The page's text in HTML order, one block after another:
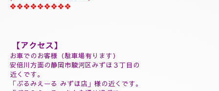
❖❖❖❖❖❖❖❖❖
(延長30分¥7000)
(60分延長¥14000)
(ご指名￥2000)
(よむぎ蒸し30分¥5000)
(よむぎ蒸し45分¥7000)